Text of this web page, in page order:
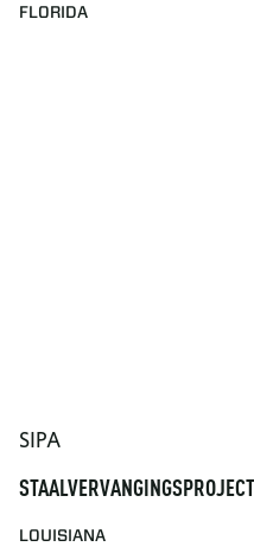
FLORIDA
SIPA
STAALVERVANGINGSPROJECT
LOUISIANA